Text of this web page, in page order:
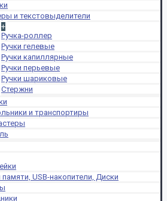
и текстовыделители
+
Ручка-роллер
Ручки гелевые
Ручки капиллярные
Ручки перьевые
Ручки шариковые
Стержни
и транспортиры
USB-накопители, Диски